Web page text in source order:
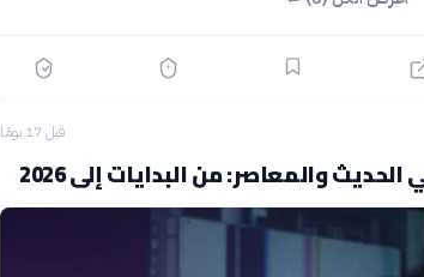
قبل 17 يومًا
والمعاصر: من البدايات إلى 2026